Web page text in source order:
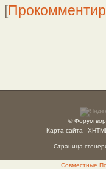
[
© Форум
Карта сайта
Страница
Совместные